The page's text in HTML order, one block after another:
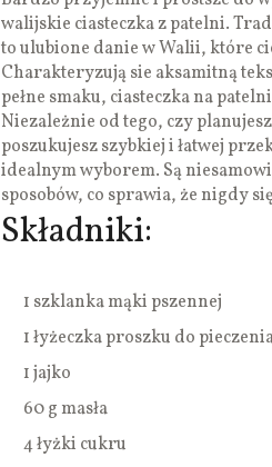
walijskie ciasteczka z patelni.
to ulubione danie w Walii, które
Charakteryzują sie aksamitną
pełne smaku, ciasteczka na
Niezależnie od tego, czy
poszukujesz szybkiej i łatwej
idealnym wyborem. Są
sposobów, co sprawia, że nigdy
Składniki:
1 szklanka mąki pszennej
1 łyżeczka proszku do
1 jajko
60 g masła
4 łyżki cukru